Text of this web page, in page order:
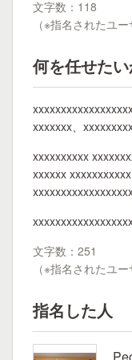
文字数：118
（※指名されたユ
何を任せた
xxxxxxxxxxxxxxxxxx
xxxxxxx、
xxxxxxxxxx
xxxxxx
文字数：251
（※指名されたユ
指名した人